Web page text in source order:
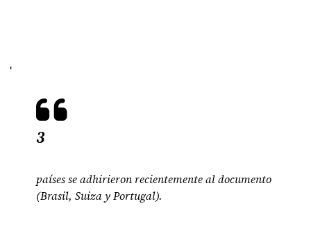
'
3
países se adhirieron recientemente al documento
(Brasil, Suiza y Portugal).